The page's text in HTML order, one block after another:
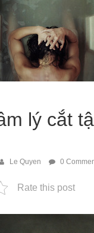
lý cắt
Le Quyen 0
Rate this post